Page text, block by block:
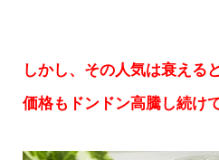
しかし、その人気は衰える
価格もドンドン高騰し続け